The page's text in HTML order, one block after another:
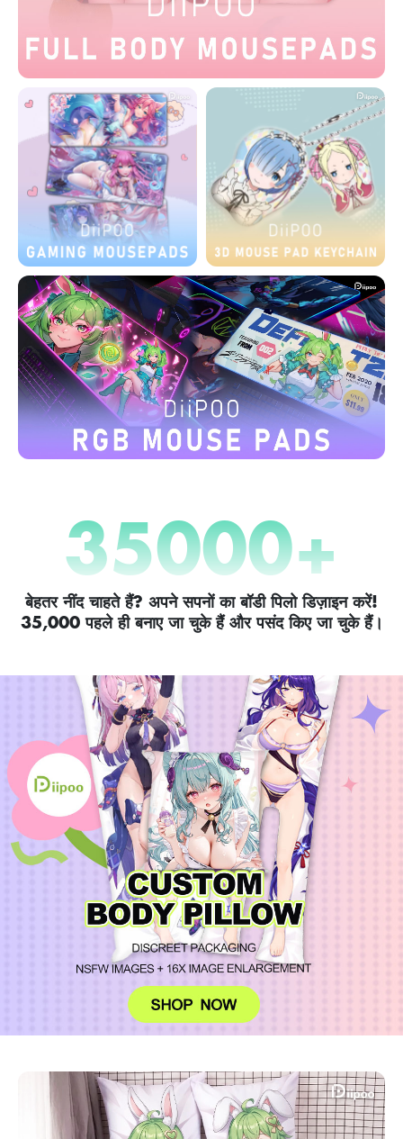
35000+
बेहतर नींद चाहते हैं? अपने सपनों का बॉडी पिलो डिज़ाइन करें!
35,000 पहले ही बनाए जा चुके हैं और पसंद किए जा चुके हैं।